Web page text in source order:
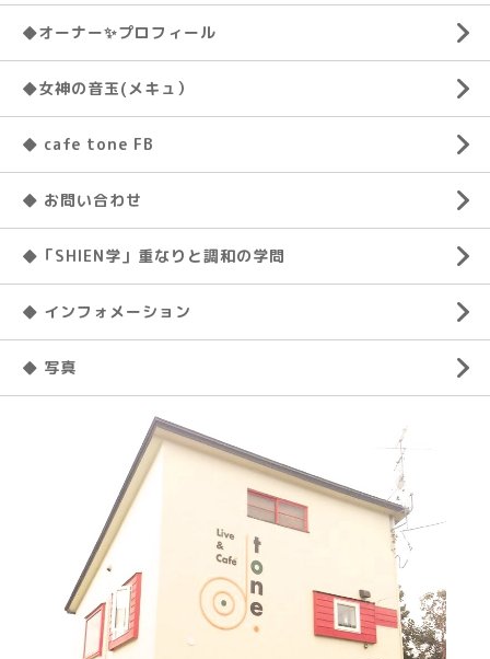
◆オーナー✨プロフィール
◆女神の音玉(メキュ）
◆ cafe tone FB
◆ お問い合わせ
◆「SHIEN学」重なりと調和の学問
◆ インフォメーション
◆ 写真